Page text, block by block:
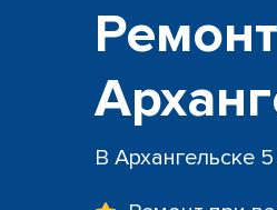
В Архангельске